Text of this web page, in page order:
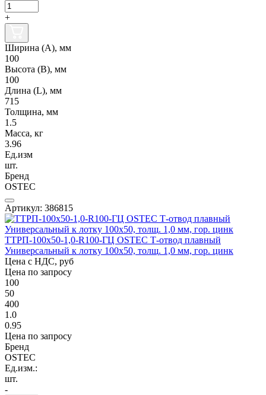
+
Ширина (А), мм
100
Высота (В), мм
100
Длина (L), мм
715
Толщина, мм
1.5
Масса, кг
3.96
Ед.изм
шт.
Бренд
OSTEC
Артикул: 386815
ТТРП-100х50-1,0-R100-ГЦ OSTEC Т-отвод плавный
Универсальный к лотку 100х50, толщ. 1,0 мм, гор. цинк
Цена с НДС, руб
Цена по запросу
100
50
400
1.0
0.95
Цена по запросу
Бренд
OSTEC
Ед.изм.:
шт.
-